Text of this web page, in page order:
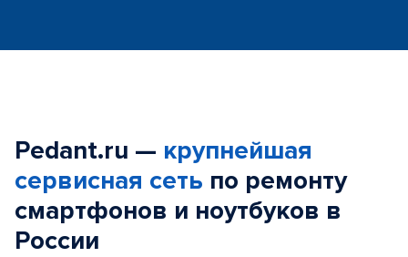
Pedant.ru — крупнейшая
сервисная сеть по ремонту
смартфонов и ноутбуков в
России